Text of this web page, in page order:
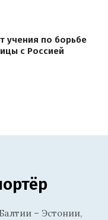
учения по борьбе
с Россией
– Эстонии,